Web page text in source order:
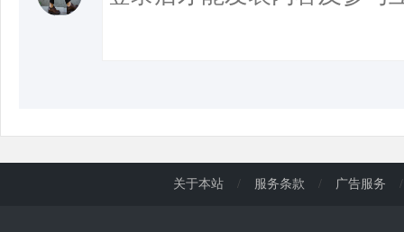
关于本站 / 服务条款 / 广告服务 /